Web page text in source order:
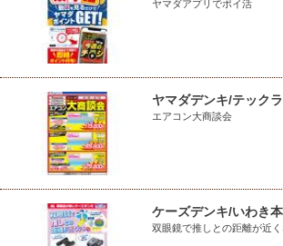
ヤマダアプリでポイ活
ヤマダデンキ/テック
エアコン大商談会
ケーズデンキ/いわき
双眼鏡で推しとの距離が近